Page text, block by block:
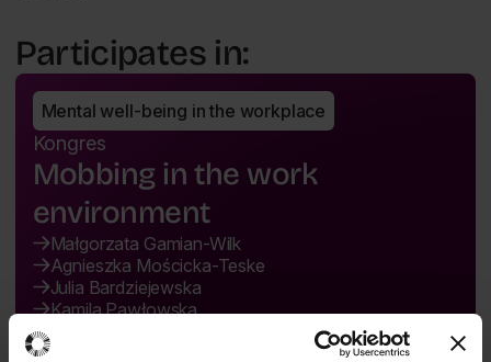
Participates in:
Mental well-being in the workplace
Kongres
Mobbing in the work
environment
Małgorzata Gamian-Wilk
Agnieszka Mościcka-Teske
Julia Bardziejewska
Kamila Pawłowska
10:10 - 12:05